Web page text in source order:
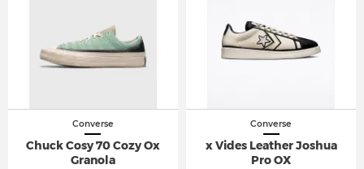
Converse
Chuck Cosy 70 Cozy Ox
Granola
Converse
x Vides Leather Joshua
Pro OX